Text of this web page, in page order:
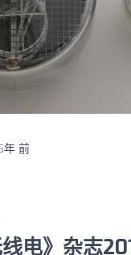
年前
电》杂志